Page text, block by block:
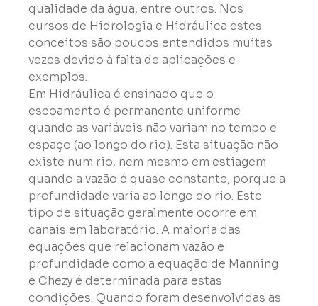
qualidade da água, entre outros. Nos
cursos de Hidrologia e Hidráulica estes
conceitos são poucos entendidos muitas
vezes devido à falta de aplicações e
exemplos.
Em Hidráulica é ensinado que o
escoamento é permanente uniforme
quando as variáveis não variam no tempo e
espaço (ao longo do rio). Esta situação não
existe num rio, nem mesmo em estiagem
quando a vazão é quase constante, porque a
profundidade varia ao longo do rio. Este
tipo de situação geralmente ocorre em
canais em laboratório. A maioria das
equações que relacionam vazão e
profundidade como a equação de Manning
e Chezy é determinada para estas
condições. Quando foram desenvolvidas as